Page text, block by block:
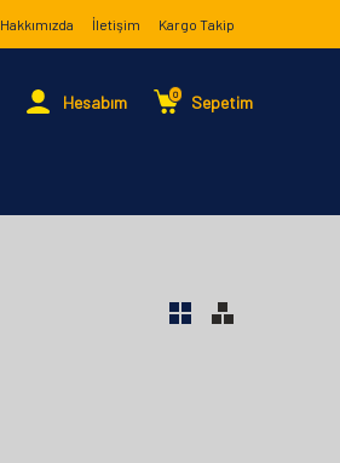
Hakkımızda İletişim Kargo Takip
Hesabım 0 Sepetim